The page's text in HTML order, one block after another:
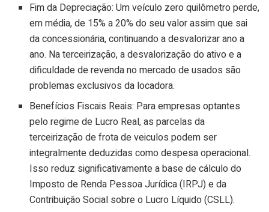
Fim da Depreciação: Um veículo zero quilômetro perde,
em média, de 15% a 20% do seu valor assim que sai
da concessionária, continuando a desvalorizar ano a
ano. Na terceirização, a desvalorização do ativo e a
dificuldade de revenda no mercado de usados são
problemas exclusivos da locadora.
Benefícios Fiscais Reais: Para empresas optantes
pelo regime de Lucro Real, as parcelas da
terceirização de frota de veiculos podem ser
integralmente deduzidas como despesa operacional.
Isso reduz significativamente a base de cálculo do
Imposto de Renda Pessoa Jurídica (IRPJ) e da
Contribuição Social sobre o Lucro Líquido (CSLL).